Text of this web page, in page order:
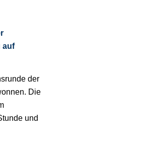
auf
der
Die
und